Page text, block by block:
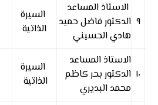
٩
الاستاذ المساعد
الدكتور فاضل حميد
هادي الحسيني
السيرة
الذاتية
١٠
الاستاذ المساعد
الدكتور بحر كاظم
محمد البديري
السيرة
الذاتية